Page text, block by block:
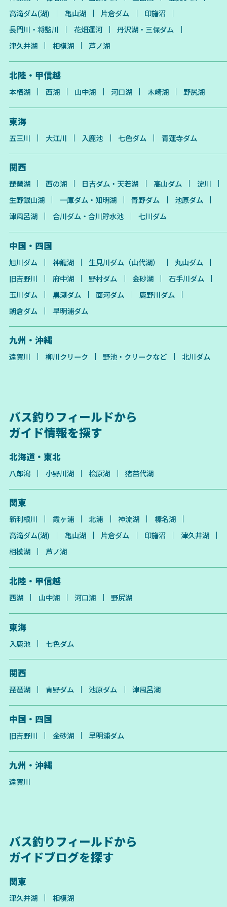
高滝ダム(湖)
亀山湖 片倉ダム
印旛沼
長門川・将監川
花畑運河
丹沢湖・三保ダム
津久井湖
相模湖 芦ノ湖
北陸・甲信越
本栖湖 西湖 山中湖 河口湖 木崎湖 野尻湖
東海
五三川 大江川 入鹿池 七色ダム 青蓮寺ダム
関西
琵琶湖 西の湖 日吉ダム・天若湖 高山ダム
淀川
生野銀山湖
一庫ダム・知明湖 青野ダム
池原ダム
津風呂湖
合川ダム・合川貯水池 七川ダム
中国・四国
旭川ダム 神龍湖 生見川ダム（山代湖）
丸山ダム
旧吉野川
府中湖 野村ダム 金砂湖
石手川ダム
玉川ダム
黒瀬ダム 面河ダム
鹿野川ダム
朝倉ダム
早明浦ダム
九州・沖縄
遠賀川 柳川クリーク 野池・クリークなど 北川ダム
バス釣りフィールドから
ガイド情報を探す
北海道・東北
八郎潟 小野川湖 桧原湖 猪苗代湖
関東
新利根川 霞ヶ浦 北浦 神流湖
榛名湖
高滝ダム(湖)
亀山湖 片倉ダム 印旛沼
津久井湖
相模湖
芦ノ湖
北陸・甲信越
西湖 山中湖 河口湖 野尻湖
東海
入鹿池 七色ダム
関西
琵琶湖 青野ダム 池原ダム 津風呂湖
中国・四国
旧吉野川 金砂湖 早明浦ダム
九州・沖縄
遠賀川
バス釣りフィールドから
ガイドブログを探す
関東
津久井湖 相模湖